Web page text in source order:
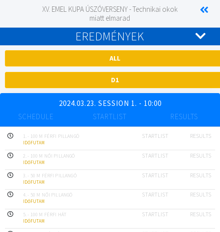
XV. EMEL KUPA ÚSZÓVERSENY - Technikai okok
miatt elmarad
EREDMÉNYEK
ALL
D1
2024.03.23. SESSION 1. - 10:00
SCHEDULE
STARTLIST RESULTS
1. - 100 M FÉRFI PILLANGÓ
IDŐFUTAM
STARTLIST RESULTS
2. - 100 M NŐI PILLANGÓ
IDŐFUTAM
STARTLIST RESULTS
3. - 50 M FÉRFI PILLANGÓ
IDŐFUTAM
STARTLIST RESULTS
4. - 50 M NŐI PILLANGÓ
IDŐFUTAM
STARTLIST RESULTS
5. - 100 M FÉRFI HÁT
IDŐFUTAM
STARTLIST RESULTS